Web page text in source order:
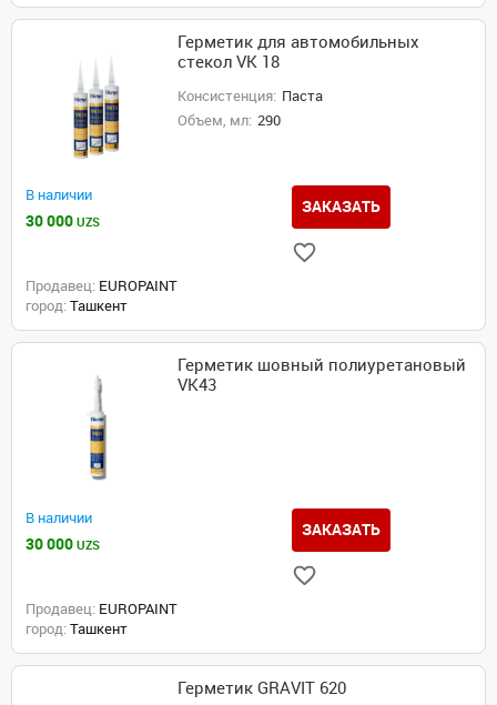
Герметик для автомобильных
стекол VK 18
Консистенция: Паста
Объем, мл: 290
В наличии
30 000 UZS
ЗАКАЗАТЬ
Продавец: EUROPAINT
город: Ташкент
Герметик шовный полиуретановый
VK43
В наличии
30 000 UZS
ЗАКАЗАТЬ
Продавец: EUROPAINT
город: Ташкент
Герметик GRAVIT 620